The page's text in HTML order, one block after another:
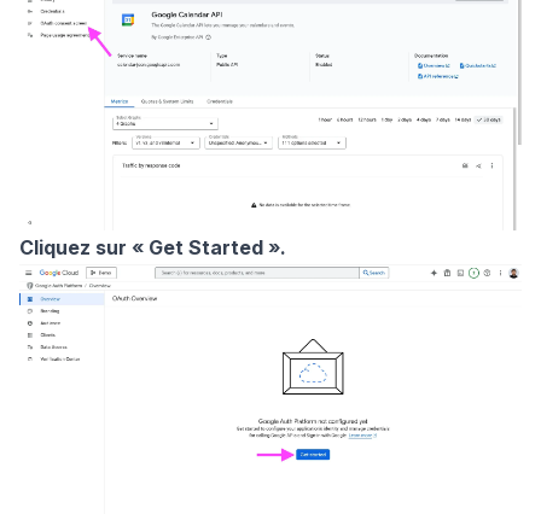
Cliquez sur « Get Started ».